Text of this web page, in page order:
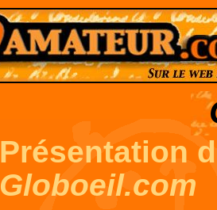
Présentation
Globoeil.com